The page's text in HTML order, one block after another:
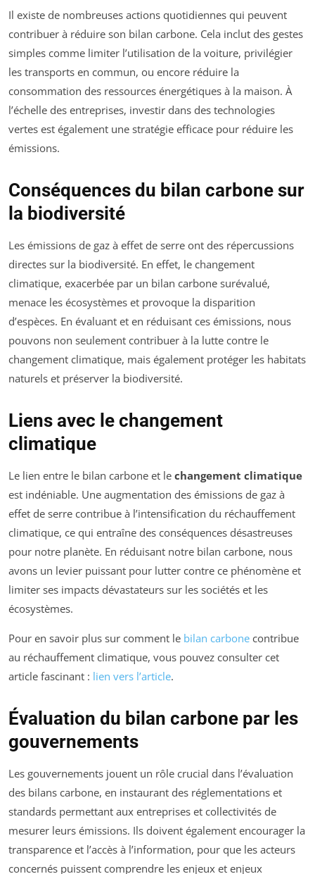
Il existe de nombreuses actions quotidiennes qui peuvent
contribuer à réduire son bilan carbone. Cela inclut des gestes
simples comme limiter l’utilisation de la voiture, privilégier
les transports en commun, ou encore réduire la
consommation des ressources énergétiques à la maison. À
l’échelle des entreprises, investir dans des technologies
vertes est également une stratégie efficace pour réduire les
émissions.
Conséquences du bilan carbone sur
la biodiversité
Les émissions de gaz à effet de serre ont des répercussions
directes sur la biodiversité. En effet, le changement
climatique, exacerbée par un bilan carbone surévalué,
menace les écosystèmes et provoque la disparition
d’espèces. En évaluant et en réduisant ces émissions, nous
pouvons non seulement contribuer à la lutte contre le
changement climatique, mais également protéger les habitats
naturels et préserver la biodiversité.
Liens avec le changement
climatique
Le lien entre le bilan carbone et le changement climatique
est indéniable. Une augmentation des émissions de gaz à
effet de serre contribue à l’intensification du réchauffement
climatique, ce qui entraîne des conséquences désastreuses
pour notre planète. En réduisant notre bilan carbone, nous
avons un levier puissant pour lutter contre ce phénomène et
limiter ses impacts dévastateurs sur les sociétés et les
écosystèmes.
Pour en savoir plus sur comment le bilan carbone contribue
au réchauffement climatique, vous pouvez consulter cet
article fascinant : lien vers l’article.
Évaluation du bilan carbone par les
gouvernements
Les gouvernements jouent un rôle crucial dans l’évaluation
des bilans carbone, en instaurant des réglementations et
standards permettant aux entreprises et collectivités de
mesurer leurs émissions. Ils doivent également encourager la
transparence et l’accès à l’information, pour que les acteurs
concernés puissent comprendre les enjeux et enjeux